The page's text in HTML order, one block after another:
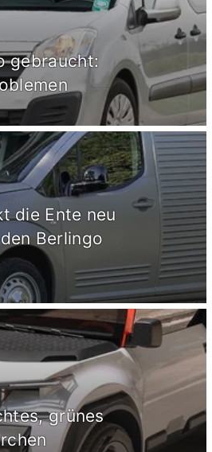
gebraucht:
die Ente neu
Berlingo
grünes